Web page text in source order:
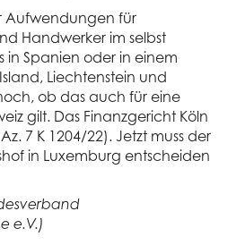
Aufwendungen für
Handwerker im selbst
in Spanien oder in einem
Liechtenstein und
ob das auch für eine
gilt. Das Finanzgericht Köln
7 K 1204/22). Jetzt muss der
in Luxemburg entscheiden
e.V.)